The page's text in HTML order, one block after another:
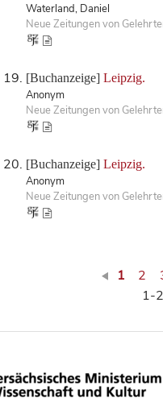
Waterland, Daniel
Neue Zeitungen von
[Buchanzeige] Leipzig.
Anonym
Neue Zeitungen von
[Buchanzeige] Leipzig.
Anonym
Neue Zeitungen von
1 2
1-